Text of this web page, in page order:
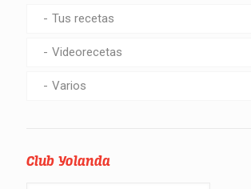
Tus recetas
Videorecetas
Varios
Club Yolanda